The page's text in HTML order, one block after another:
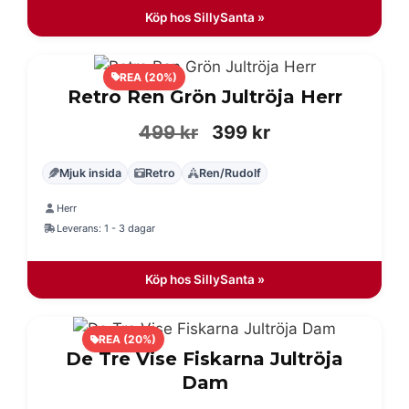
Köp hos SillySanta »
REA (20%)
Retro Ren Grön Jultröja Herr
499kr
Det
ursprungliga
priset
399 krDet
Mjuk insida Retro Ren/Rudolf
Herr
Leverans: 1 - 3 dagar
Köp hos SillySanta »
REA (20%)
De Tre Vise Fiskarna Jultröja
Dam